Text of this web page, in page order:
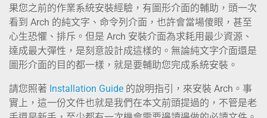
果您之前的作業系統安裝經驗，有圖形介面的輔助，頭一次
看到 Arch 的純文字、命令列介面，也許會當場傻眼，甚至
心生恐懼、排斥。但是 Arch 安裝介面為求耗用最少資源、
達成最大彈性，是刻意設計成這樣的。無論純文字介面還是
圖形介面的目的都一樣，就是要輔助您完成系統安裝。
請您照著 Installation Guide 的說明指引，來安裝 Arch。事
實上，這一份文件也就是我們在本文前頭提過的，不管是老